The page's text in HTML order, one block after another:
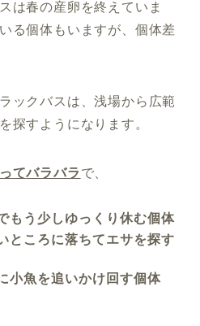
は春の産卵を終えていま
る個体もいますが、個体差
ックバスは、浅場から広範
探すようになります。
てバラバラ で、
もう少しゆっくり休む個体
ところに落ちてエサを探す
小魚を追いかけ回す個体